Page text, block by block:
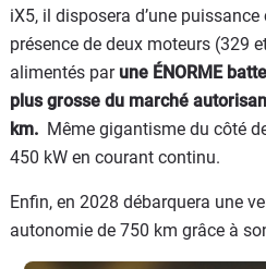
iX5, il disposera d’une
présence de deux moteurs (329
alimentés par une ÉNORME
plus grosse du marché
km. Même gigantisme du côté
450 kW en courant continu.
Enfin, en 2028 débarquera une
autonomie de 750 km grâce à